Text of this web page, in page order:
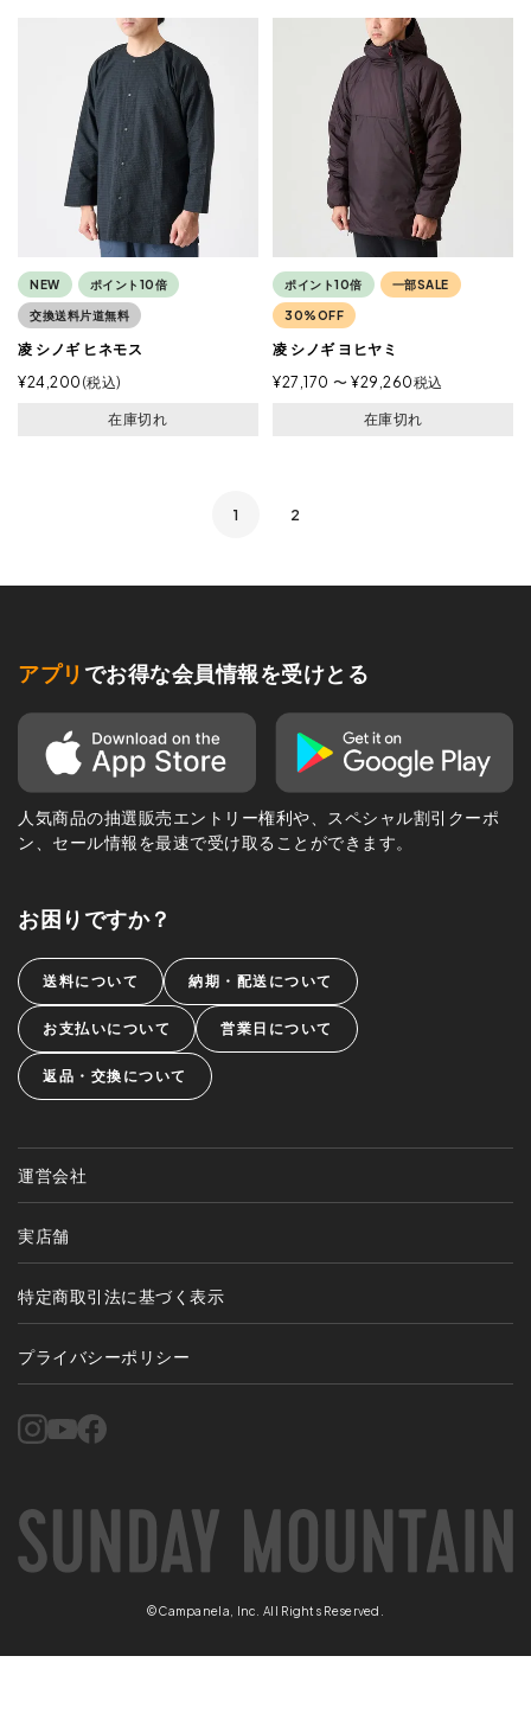
NEW ポイント10倍
交換送料片道無料
凌 シノギ ヒネモス
¥24,200 税込
在庫切れ
ポイント10倍 一部SALE
30%OFF
凌 シノギ ヨヒヤミ
¥27,170 〜 ¥29,260税込
在庫切れ
1 2
アプリ でお得な会員情報を受けとる
人気商品の抽選販売エントリー権利や、スペシャル割引クーポ
ン、セール情報を最速で受け取ることができます。
お困りですか？
送料について 納期・配送について
お支払いについて 営業日について
返品・交換について
運営会社
実店舗
特定商取引法に基づく表示
プライバシーポリシー
©Campanela, Inc. All Rights Reserved.